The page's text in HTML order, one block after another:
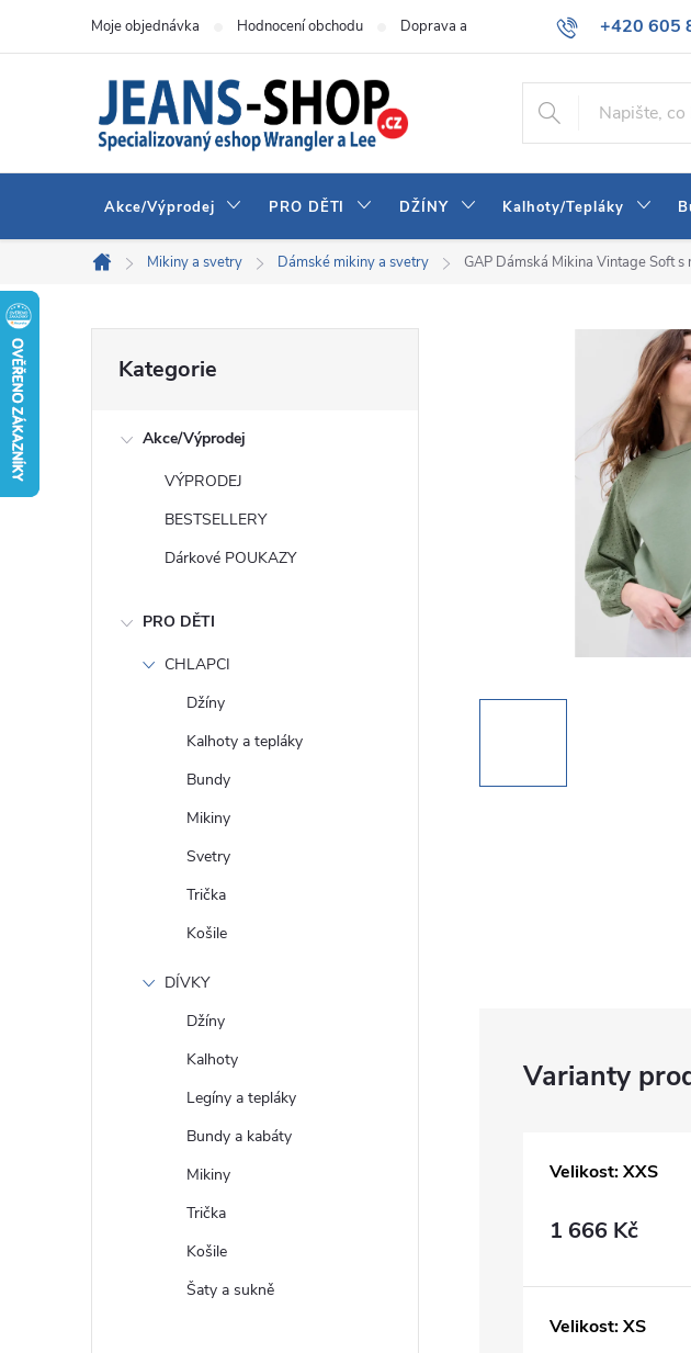
+420 605
Moje objednávka Hodnocení obchodu Doprava a platba Obchodní podmínky
Akce/Výprodej PRO DĚTI DŽÍNY Kalhoty/Tepláky
Domů
Mikiny a svetry Dámské mikiny a svetry GAP Dámská Mikina Vintage Soft
kategorie
Kategorie
Akce/Výprodej
VÝPRODEJ
BESTSELLERY
Dárkové POUKAZY
PRO DĚTI
CHLAPCI
Džíny
Kalhoty a tepláky
Bundy
Mikiny
Svetry
Trička
Košile
DÍVKY
Džíny
Kalhoty
Legíny a tepláky
Bundy a kabáty
Mikiny
Trička
Košile
Šaty a sukně
Velikost: XXS
1 666 Kč
Velikost: XS